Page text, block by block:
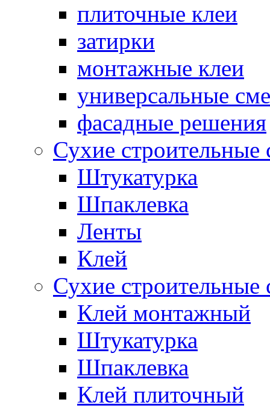
плиточные клеи
затирки
монтажные клеи
универсальные
фасадные решения
Сухие
Штукатурка
Шпаклевка
Ленты
Клей
Сухие
Клей монтажный
Штукатурка
Шпаклевка
Клей плиточный